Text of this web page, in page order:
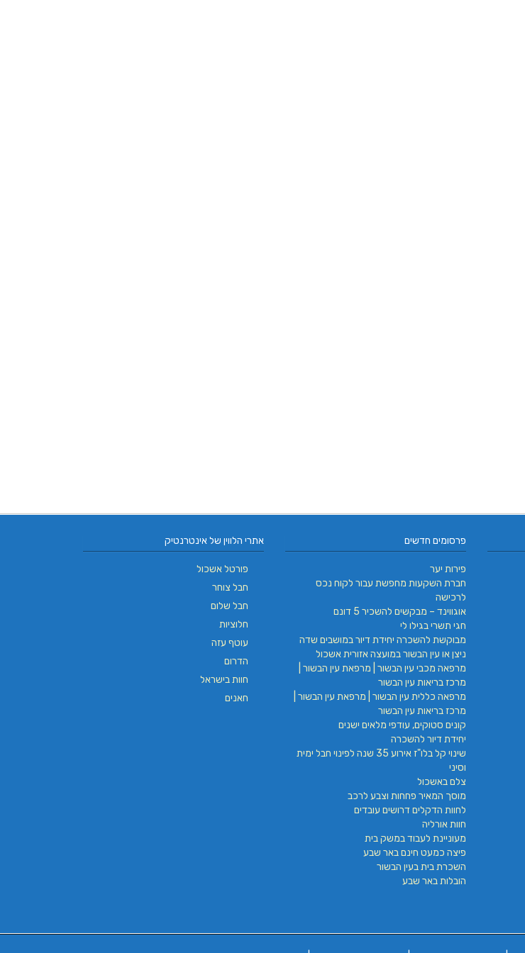
אתרי הלווין של אינטרנטיק
פורטל אשכול
חבל צוחר
חבל שלום
חלוציות
עוטף עזה
הדרום
חוות בישראל
חאנים
פרסומים חדשים
פירות יער
חברת השקעות מחפשת עבור לקוח נכס
לרכישה
אוגווינד – מבקשים להשכיר 5 דונם
חגי תשרי בגילו לי
מבוקשת להשכרה יחידת דיור במושבים שדה
ניצן או עין הבשור במועצה אזורית אשכול
מרפאה מכבי עין הבשור | מרפאת עין הבשור |
מרכז בריאות עין הבשור
מרפאה כללית עין הבשור | מרפאת עין הבשור |
מרכז בריאות עין הבשור
קונים סטוקים, עודפי מלאים ישנים
יחידת דיור להשכרה
שינוי קל בלו"ז אירוע 35 שנה לפינוי חבל ימית
וסיני
צלם באשכול
מוסך המאיר פחחות וצבע לרכב
לחוות הדקלים דרושים עובדים
חוות אורליה
מעוניינת לעבוד במשק בית
פיצה כמעט חינם באר שבע
השכרת בית בעין הבשור
הובלות באר שבע